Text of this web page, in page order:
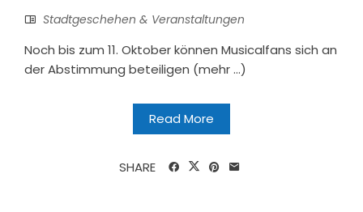
Stadtgeschehen & Veranstaltungen
Noch bis zum 11. Oktober können Musicalfans sich an
der Abstimmung beteiligen (mehr …)
Read More
SHARE